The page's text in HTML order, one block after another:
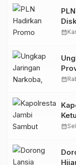
calendar_month
calendar_month
calendar_month